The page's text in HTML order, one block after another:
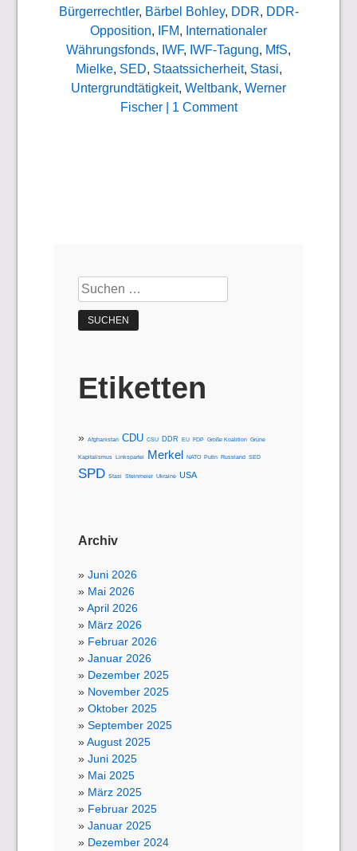
Bürgerrechtler, Bärbel Bohley, DDR, DDR-
Opposition, IFM, Internationaler
Währungsfonds, IWF, IWF-Tagung, MfS,
Mielke, SED, Staatssicherheit, Stasi,
Untergrundtätigkeit, Weltbank, Werner
Fischer| 1 Comment
Suchen
nach:
Etiketten
Afghanistan CDU CSU DDR EU FDP Große Koalition Grüne
Kapitalismus Linkspartei Merkel NATO Putin Russland SED
SPD Stasi Steinmeier Ukraine USA
Archiv
Juni 2026
Mai 2026
April 2026
März 2026
Februar 2026
Januar 2026
Dezember 2025
November 2025
Oktober 2025
September 2025
August 2025
Juni 2025
Mai 2025
März 2025
Februar 2025
Januar 2025
Dezember 2024